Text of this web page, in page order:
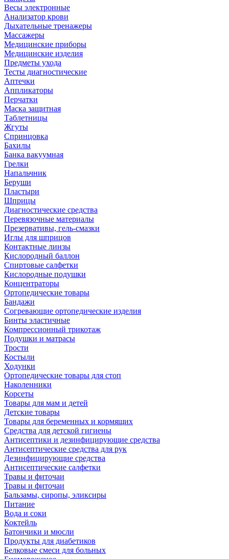
Весы электронные
Анализатор крови
Дыхательные тренажеры
Массажеры
Медицинские приборы
Медицинские изделия
Предметы ухода
Тесты диагностические
Аптечки
Аппликаторы
Перчатки
Маска защитная
Таблетницы
Жгуты
Спринцовка
Бахилы
Банка вакуумная
Грелки
Напальчник
Беруши
Пластыри
Шприцы
Диагностические средства
Перевязочные материалы
Презервативы, гель-смазки
Иглы для шприцов
Контактные линзы
Кислородный баллон
Спиртовые салфетки
Кислородные подушки
Концентраторы
Ортопедические товары
Бандажи
Согревающие ортопедические изделия
Бинты эластичные
Компрессионный трикотаж
Подушки и матрасы
Трости
Костыли
Ходунки
Ортопедические товары для стоп
Наколенники
Корсеты
Товары для мам и детей
Детские товары
Товары для беременных и кормящих
Средства для детской гигиены
Антисептики и дезинфицирующие средства
Антисептические средства для рук
Дезинфицирующие средства
Антисептические салфетки
Травы и фиточаи
Травы и фиточаи
Бальзамы, сиропы, эликсиры
Питание
Вода и соки
Коктейль
Батончики и мюсли
Продукты для диабетиков
Белковые смеси для больных